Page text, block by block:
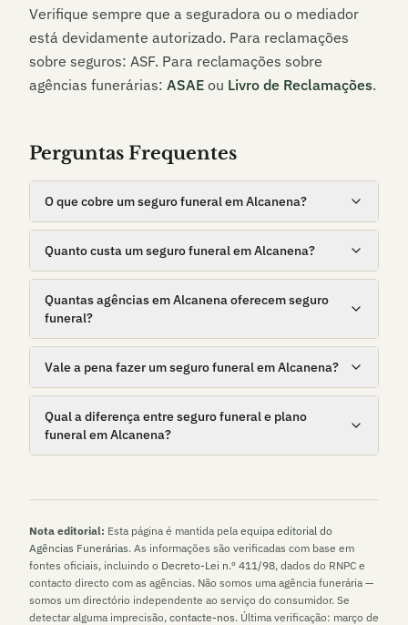
Verifique sempre que a seguradora ou o mediador
está devidamente autorizado. Para reclamações
sobre seguros: ASF. Para reclamações sobre
agências funerárias: ASAE ou Livro de Reclamações.
Perguntas Frequentes
O que cobre um seguro funeral em Alcanena?
Quanto custa um seguro funeral em Alcanena?
Quantas agências em Alcanena oferecem seguro
funeral?
Vale a pena fazer um seguro funeral em Alcanena?
Qual a diferença entre seguro funeral e plano
funeral em Alcanena?
Nota editorial: Esta página é mantida pela equipa editorial do
Agências Funerárias. As informações são verificadas com base em
fontes oficiais, incluindo o Decreto-Lei n.º 411/98, dados do RNPC e
contacto directo com as agências. Não somos uma agência funerária —
somos um directório independente ao serviço do consumidor. Se
detectar alguma imprecisão, contacte-nos. Última verificação: março de